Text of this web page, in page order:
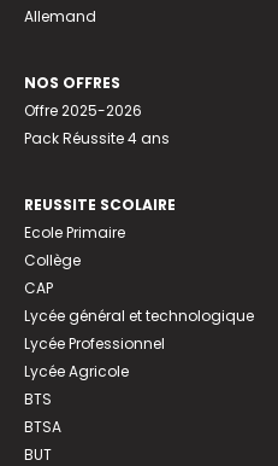
Allemand
NOS OFFRES
Offre 2025-2026
Pack Réussite 4 ans
REUSSITE SCOLAIRE
Ecole Primaire
Collège
CAP
Lycée général et technologique
Lycée Professionnel
Lycée Agricole
BTS
BTSA
BUT